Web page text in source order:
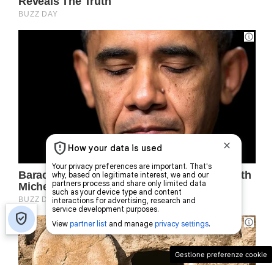
Gestione preferenze cookie